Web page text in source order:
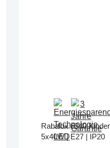
Rabalux 6340
5x40W | E27 | IP20